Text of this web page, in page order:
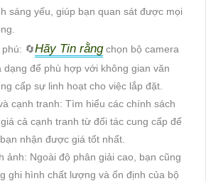
sáng yếu, giúp bạn quan sát được mọi
🔄Hãy Tin rằngchọn bộ camera
dạng để phù hợp với không gian văn
cấp sự linh hoạt cho việc lắp đặt.
cạnh tranh: Tìm hiểu các chính sách
cả cạnh tranh từ đối tác cung cấp để
bạn nhận được giá tốt nhất.
ảnh: Ngoài độ phân giải cao, bạn cũng
ghi hình chất lượng và ổn định của bộ